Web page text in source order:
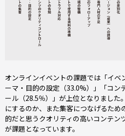
オンラインイベントの課題では「イ
ーマ・目的の設定（33.0%）」「コン
ール（28.5％）」が上位となりました
にするのか、また集客につなげるため
的だと思うクオリティの高いコンテン
が課題となっています。